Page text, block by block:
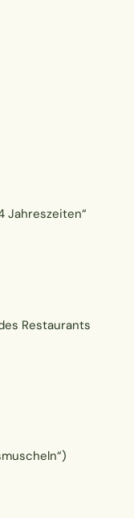
Jahreszeiten“
Restaurants